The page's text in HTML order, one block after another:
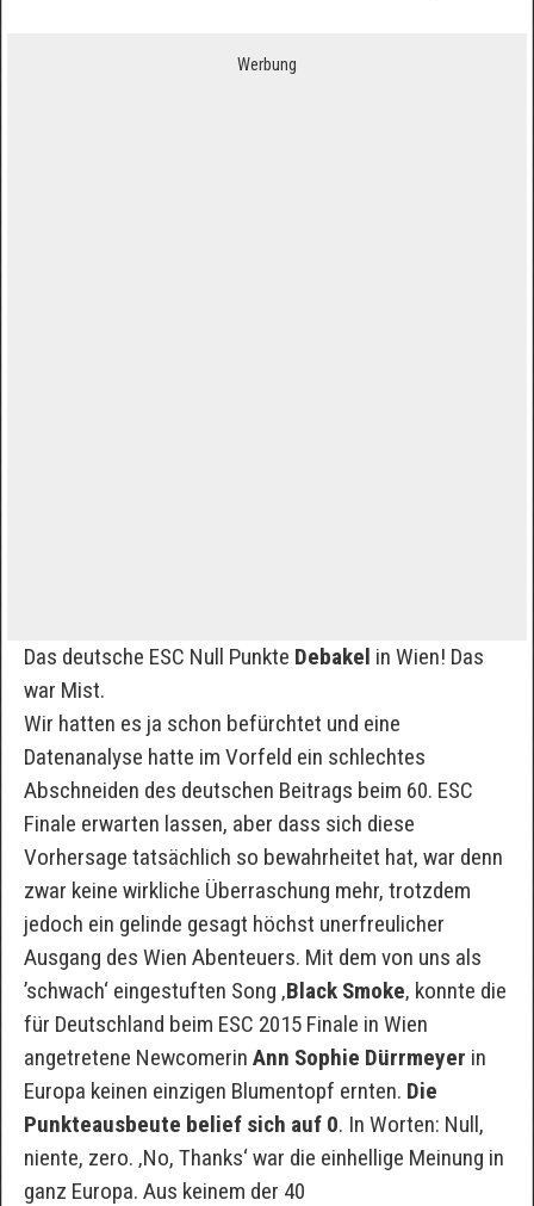
Werbung
Das deutsche ESC Null Punkte Debakel in Wien! Das
war Mist.
Wir hatten es ja schon befürchtet und eine
Datenanalyse hatte im Vorfeld ein schlechtes
Abschneiden des deutschen Beitrags beim 60. ESC
Finale erwarten lassen, aber dass sich diese
Vorhersage tatsächlich so bewahrheitet hat, war denn
zwar keine wirkliche Überraschung mehr, trotzdem
jedoch ein gelinde gesagt höchst unerfreulicher
Ausgang des Wien Abenteuers. Mit dem von uns als
’schwach‘ eingestuften Song ‚Black Smoke‚ konnte die
für Deutschland beim ESC 2015 Finale in Wien
angetretene Newcomerin Ann Sophie Dürrmeyer in
Europa keinen einzigen Blumentopf ernten. Die
Punkteausbeute belief sich auf 0. In Worten: Null,
niente, zero. ‚No, Thanks‘ war die einhellige Meinung in
ganz Europa. Aus keinem der 40